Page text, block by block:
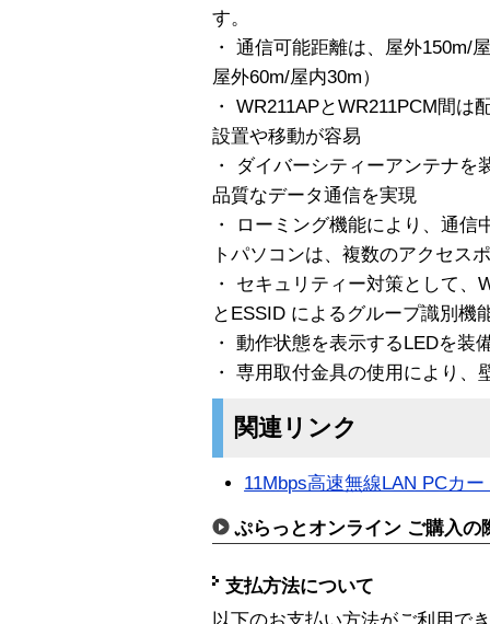
す。
・ 通信可能距離は、屋外150m/
屋外60m/屋内30m）
・ WR211APとWR211PCM間
設置や移動が容易
・ ダイバーシティーアンテナ
品質なデータ通信を実現
・ ローミング機能により、通
トパソコンは、複数のアクセス
・ セキュリティー対策として
とESSID によるグループ識別機
・ 動作状態を表示するLEDを装
・ 専用取付金具の使用により、
関連リンク
11Mbps高速無線LAN PCカー
ぷらっとオンライン ご購入の
支払方法について